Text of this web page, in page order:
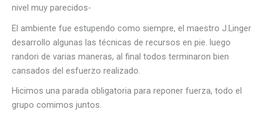
nivel muy parecidos-
El ambiente fue estupendo como siempre, el maestro J.Linger
desarrollo algunas las técnicas de recursos en pie. luego
randori de varias maneras, al final todos terminaron bien
cansados del esfuerzo realizado.
Hicimos una parada obligatoria para reponer fuerza, todo el
grupo comimos juntos.